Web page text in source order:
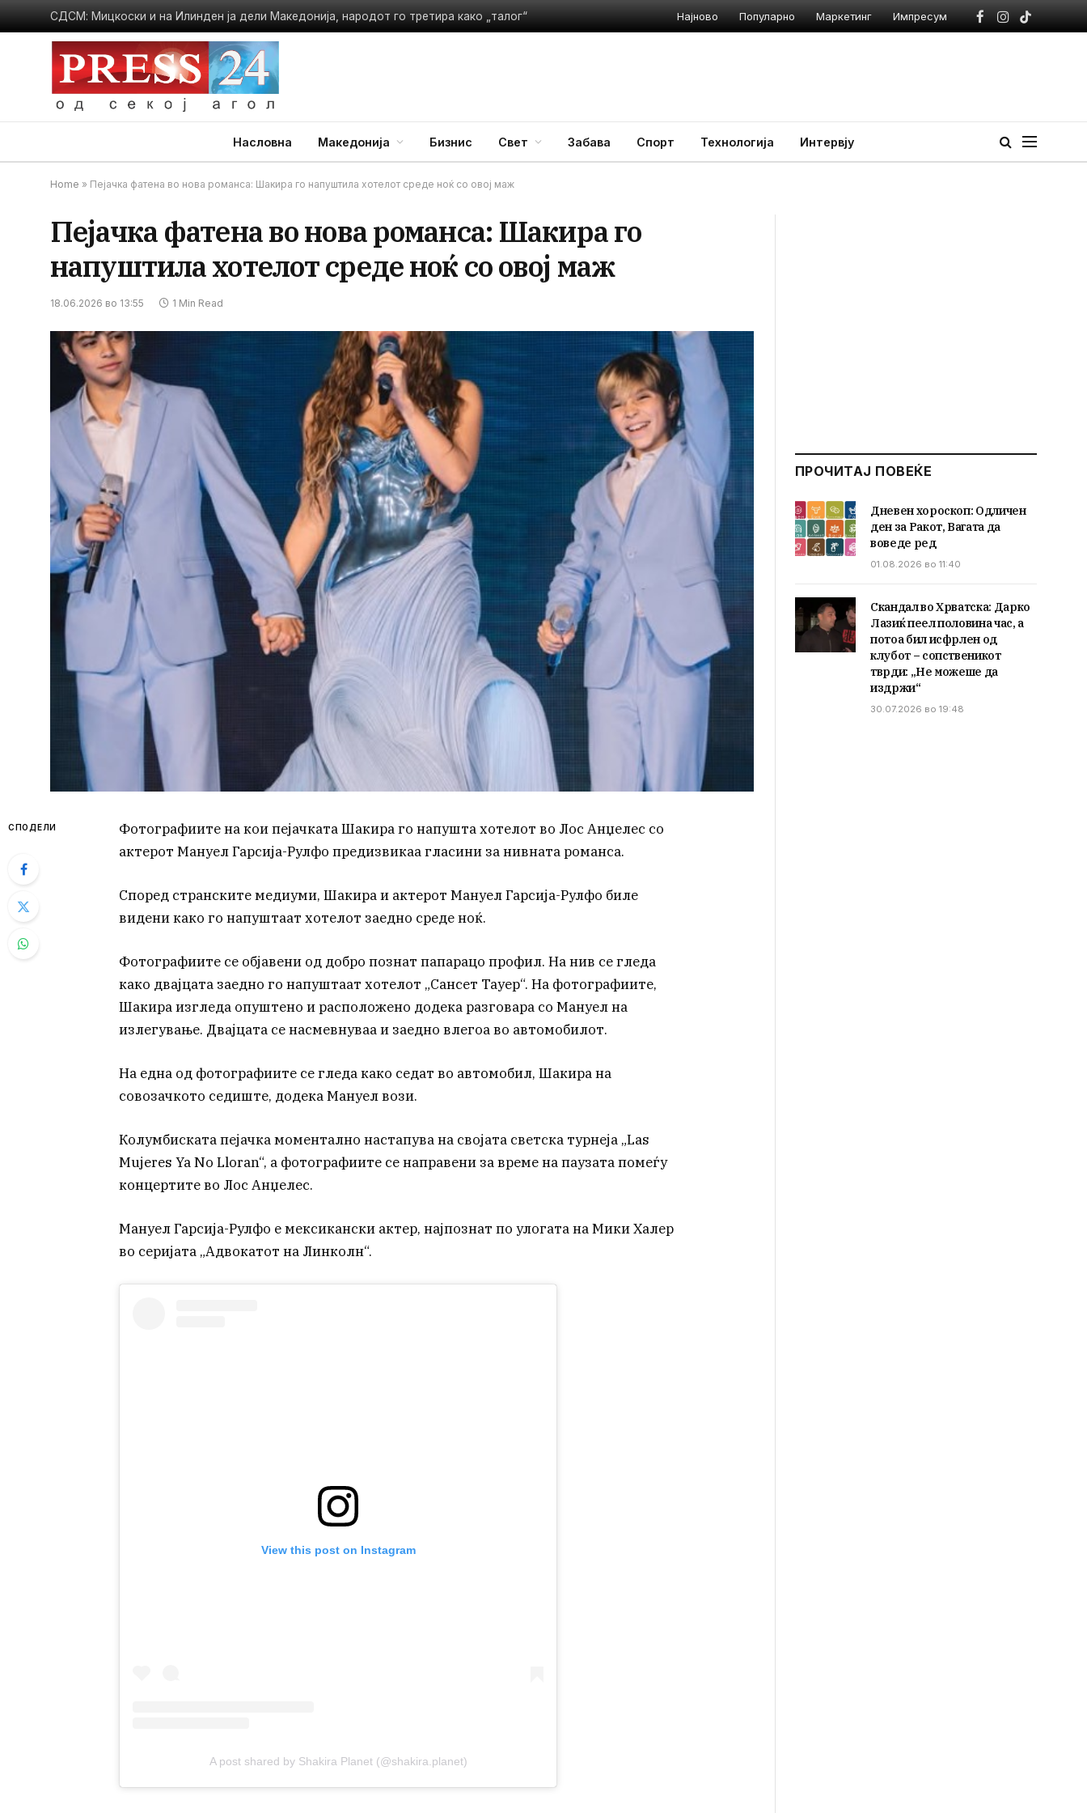
СДСМ: Мицкоски и на Илинден ја дели Македонија, народот го третира како „талог“ Најново Популарно Маркетинг Импресум
Facebook
Instagram
TikTok
Насловна Македонија Бизнис Свет Забава Спорт Технологија Интервју
Home » Пејачка фатена во нова романса: Шакира го напуштила хотелот среде ноќ со овој маж
Пејачка фатена во нова романса: Шакира го
напуштила хотелот среде ноќ со овој маж
18.06.2026 во 13:55 1 Min Read
СПОДЕЛИ
Фотографиите на кои пејачката Шакира го напушта хотелот во Лос Анџелес со
актерот Мануел Гарсија-Рулфо предизвикаа гласини за нивната романса.
Според странските медиуми, Шакира и актерот Мануел Гарсија-Рулфо биле
видени како го напуштаат хотелот заедно среде ноќ.
Фотографиите се објавени од добро познат папарацо профил. На нив се гледа
како двајцата заедно го напуштаат хотелот „Сансет Тауер“. На фотографиите,
Шакира изгледа опуштено и расположено додека разговара со Мануел на
излегување. Двајцата се насмевнуваа и заедно влегоа во автомобилот.
На една од фотографиите се гледа како седат во автомобил, Шакира на
совозачкото седиште, додека Мануел вози.
Колумбиската пејачка моментално настапува на својата светска турнеја „Las
Mujeres Ya No Lloran“, а фотографиите се направени за време на паузата помеѓу
концертите во Лос Анџелес.
Мануел Гарсија-Рулфо е мексикански актер, најпознат по улогата на Мики Халер
во серијата „Адвокатот на Линколн“.
View this post on Instagram
A post shared by Shakira Planet (@shakira.planet)
ПРОЧИТАЈ ПОВЕЌЕ
Дневен хороскоп: Одличен
ден за Ракот, Вагата да
воведе ред
01.08.2026 во 11:40
Скандал во Хрватска: Дарко
Лазиќ пеел половина час, а
потоа бил исфрлен од
клубот – сопственикот
тврди: „Не можеше да
издржи“
30.07.2026 во 19:48